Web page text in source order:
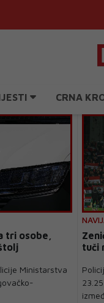
CRNA
tri osobe,
Ministarstva
tuči